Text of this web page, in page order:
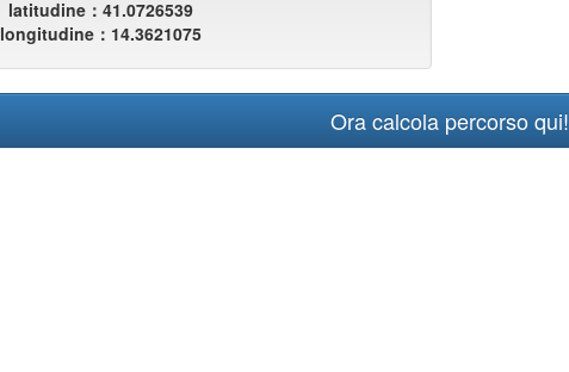
latitudine：41.0726539
longitudine：14.3621075
Ora calcola percorso qui!